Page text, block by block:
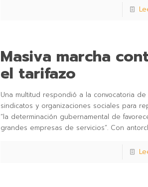
Masiva marcha
el tarifazo
Una multitud respondió a la convocatoria de
sindicatos y organizaciones sociales para
“la determinación gubernamental de
grandes empresas de servicios”. Con